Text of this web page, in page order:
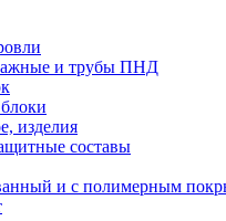
и трубы ПНД
изделия
составы
и с полимерным